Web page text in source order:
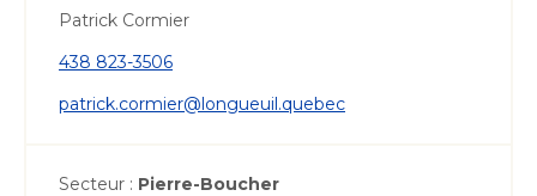
Patrick Cormier
438 823-3506
patrick.cormier@longueuil.quebec
Secteur : Pierre-Boucher